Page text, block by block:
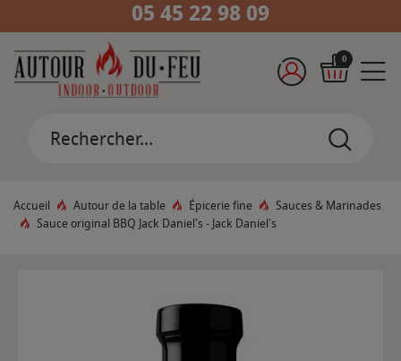
05 45 22 98 09
0
Accueil Autour de la table Épicerie fine
Sauces & Marinades
Sauce original BBQ Jack Daniel's - Jack Daniel's